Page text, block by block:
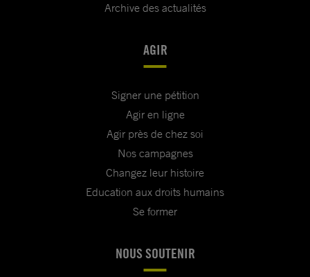
Archive des actualités
AGIR
Signer une pétition
Agir en ligne
Agir près de chez soi
Nos campagnes
Changez leur histoire
Education aux droits humains
Se former
NOUS SOUTENIR